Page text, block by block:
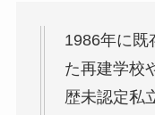
1986年に既
た再建学校
歴未認定私